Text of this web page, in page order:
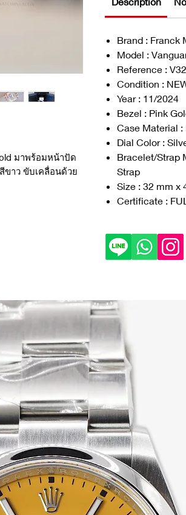
มาพร้อมหน้าปัด
ขาว ขับเคลื่อนด้วย
Brand : Franck
Model :
Reference :
Condition :
Year : 11/2024
Bezel : Pink
Case Material :
Dial Color :
Bracelet/Strap
Strap
Size : 32 mm x
Certificate :